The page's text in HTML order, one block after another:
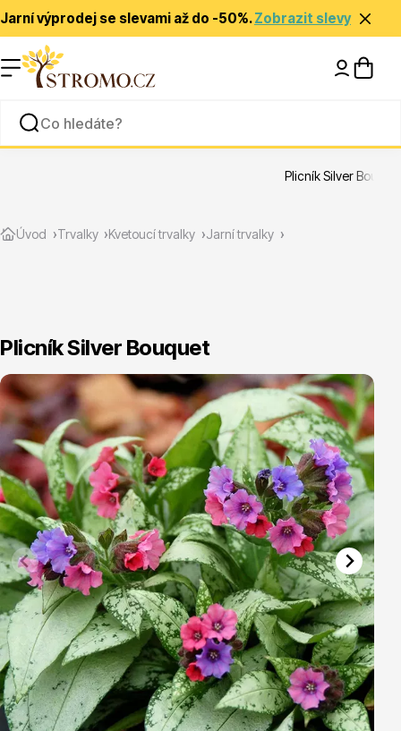
Jarní výprodej se slevami až do -50%.Zobrazit slevy
Rady a tipy
Zlevněné
Jehličnany
Vřesovištní rostliny
Vánoční stromky v květináčích a řezané
Úvod Trvalky Kvetoucí trvalky Jarní trvalky
Plicník Silver
Plicník Silver Bouquet